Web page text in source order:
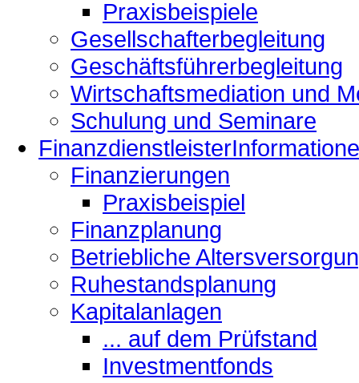
Praxisbeispiele
Gesellschafterbegleitung
Geschäftsführerbegleitung
Wirtschaftsmediation und
Schulung und Seminare
Finanzdienstleister
Finanzierungen
Praxisbeispiel
Finanzplanung
Betriebliche
Ruhestandsplanung
Kapitalanlagen
... auf dem Prüfstand
Investmentfonds